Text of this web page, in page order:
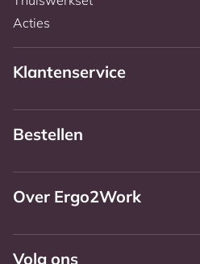
Acties
Klantenservice
Bestellen
Over Ergo2Work
Volg ons